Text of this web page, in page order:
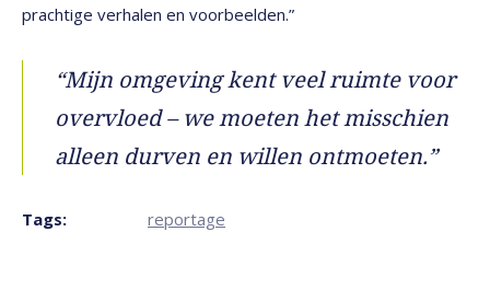
prachtige verhalen en voorbeelden.”
“Mijn omgeving kent veel ruimte voor
overvloed – we moeten het misschien
alleen durven en willen ontmoeten.”
Tags: reportage